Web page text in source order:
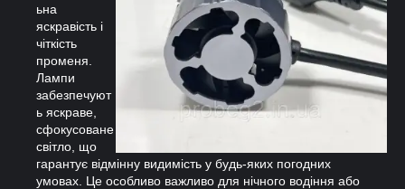
ьна
яскравість і
чіткість
променя.
Лампи
забезпечуют
ь яскраве,
сфокусоване
світло, що
гарантує відмінну видимість у будь-яких погодних
умовах. Це особливо важливо для нічного водіння або